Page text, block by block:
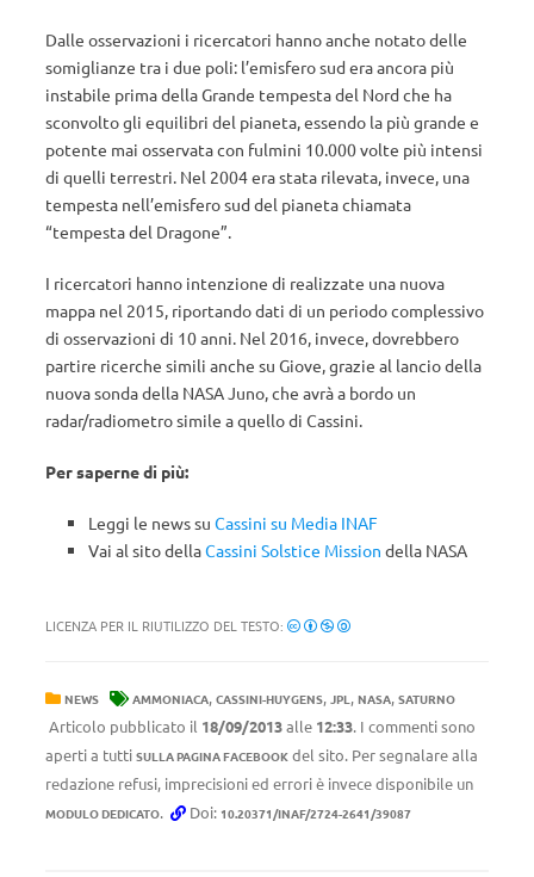
Dalle osservazioni i ricercatori hanno anche notato delle
somiglianze tra i due poli: l’emisfero sud era ancora più
instabile prima della Grande tempesta del Nord che ha
sconvolto gli equilibri del pianeta, essendo la più grande e
potente mai osservata con fulmini 10.000 volte più intensi
di quelli terrestri. Nel 2004 era stata rilevata, invece, una
tempesta nell’emisfero sud del pianeta chiamata
“tempesta del Dragone”.
I ricercatori hanno intenzione di realizzate una nuova
mappa nel 2015, riportando dati di un periodo complessivo
di osservazioni di 10 anni. Nel 2016, invece, dovrebbero
partire ricerche simili anche su Giove, grazie al lancio della
nuova sonda della NASA Juno, che avrà a bordo un
radar/radiometro simile a quello di Cassini.
Per saperne di più:
Leggi le news su Cassini su Media INAF
Vai al sito dellaCassini Solstice Mission della NASA
LICENZA PER IL RIUTILIZZO DEL TESTO:
NEWS AMMONIACA, CASSINI-HUYGENS, JPL , NASA, SATURNO
Articolo pubblicato il 18/09/2013alle 12:33. I commenti sono
aperti a tutti SULLA PAGINA FACEBOOK del sito. Per segnalare alla
redazione refusi, imprecisioni ed errori è invece disponibile un
MODULO DEDICATO. Doi: 10.20371/INAF/2724-2641/39087